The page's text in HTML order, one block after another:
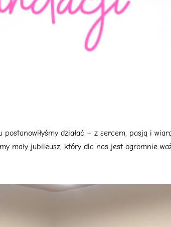
działać – z sercem, pasją i
mały jubileusz, który dla nas jest ogromnie